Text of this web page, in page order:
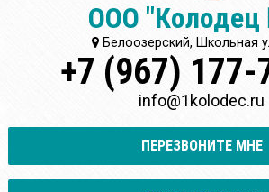
ООО
Белоозерский, Школьная
+7 (967) 177-
info@1kolodec.ru
ПЕРЕЗВОНИТЕ МНЕ